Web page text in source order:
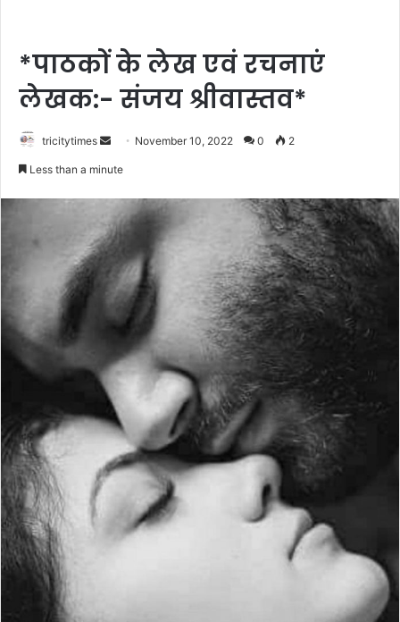
*पाठकों के लेख एवं रचनाएं
लेखक:- संजय श्रीवास्तव*
tricitytimes
Send November 10, 2022 0 2
Less than a minute